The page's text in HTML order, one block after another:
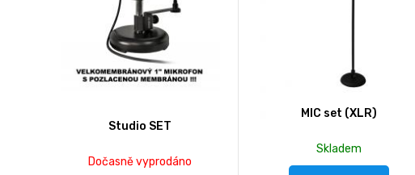
MIC set (XLR)
Skladem
Studio SET
Dočasně vyprodáno